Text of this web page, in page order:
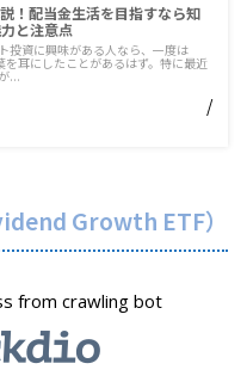
！配当金生活を目指すなら知
と注意点
投資に興味がある人なら、一度は
を耳にしたことがあるはず。特に最近
...
/
Growth ETF）